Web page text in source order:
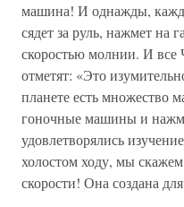
машина! И однажды,
сядет за руль, нажмет на
скоростью молнии. И все
отметят: «Это
планете есть множество
гоночные машины и
удовлетворялись
холостом ходу, мы
скорости! Она создана